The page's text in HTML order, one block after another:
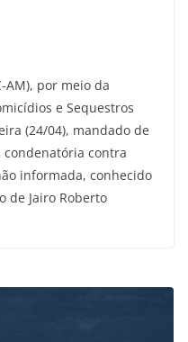
AM), por meio da
e Sequestros
(24/04), mandado de
contra
informada, conhecido
de Jairo Roberto